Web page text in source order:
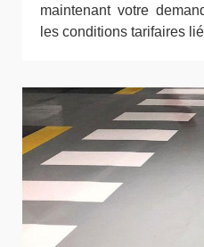
maintenant votre
les conditions tarifaires